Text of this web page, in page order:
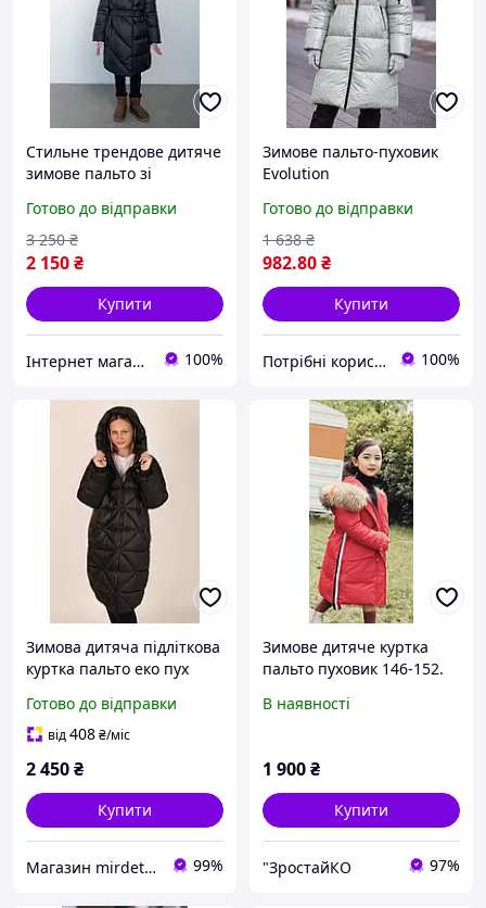
Стильне трендове дитяче
зимове пальто зі
дівчинки, дитячий
пуховик
Готово до відправки
2 150₴
3 250 ₴
Купити
Інтернет магазин "Nika Star" 100%
Зимове пальто-пуховик
Evolution
Готово до відправки
982.80₴
1 638 ₴
Купити
Потрібні корисності 100%
Зимова дитяча підліткова
куртка пальто еко пух
Готово до відправки
від408₴/міс
2 450₴
Купити
Магазин mirdetstva.com.ua Одяг та взуття для дітей та підлітків 99%
Зимове дитяче куртка
пальто пуховик 146-152.
В наявності
1 900₴
Купити
"ЗростайКО 97%